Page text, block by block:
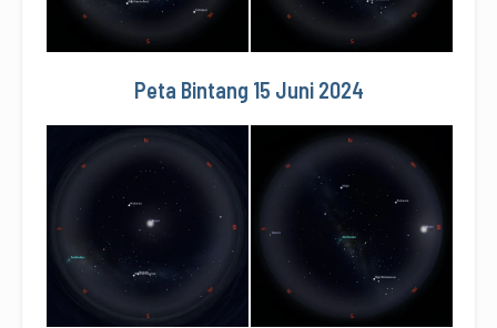
Peta Bintang 15 Juni 2024